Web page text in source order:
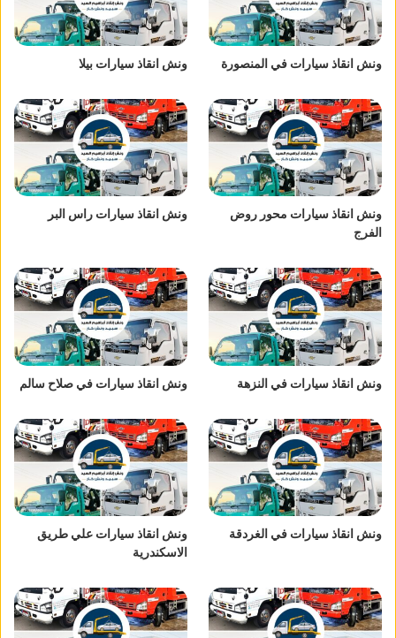
ونش انقاذ سيارات في المنصورة ونش انقاذ سيارات بيلا
ونش انقاذ سيارات محور روض
الفرج
ونش انقاذ سيارات راس البر
ونش انقاذ سيارات في النزهة ونش انقاذ سيارات في صلاح سالم
ونش انقاذ سيارات في الغردقة
ونش انقاذ سيارات علي طريق
الاسكندرية